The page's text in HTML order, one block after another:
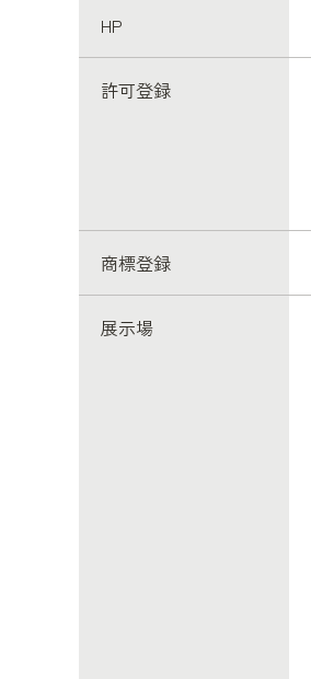
HP
許可登録
商標登録
展示場